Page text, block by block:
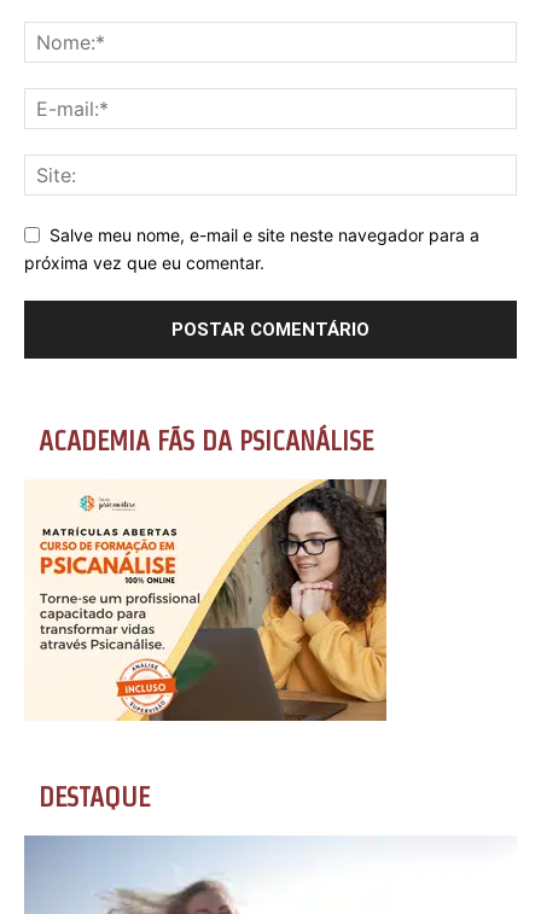
Salve meu nome, e-mail e site neste navegador para a
próxima vez que eu comentar.
ACADEMIA FÃS DA PSICANÁLISE
DESTAQUE